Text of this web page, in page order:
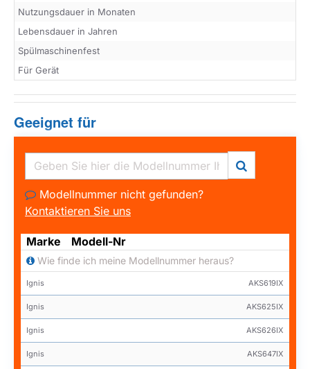
Nutzungsdauer in Monaten
Lebensdauer in Jahren
Spülmaschinenfest
Für Gerät
Geeignet für
Modellnummer nicht gefunden?
Kontaktieren Sie uns
Marke Modell-Nr
Wie finde ich meine Modellnummer heraus?
Ignis AKS619IX
Ignis AKS625IX
Ignis AKS626IX
Ignis AKS647IX